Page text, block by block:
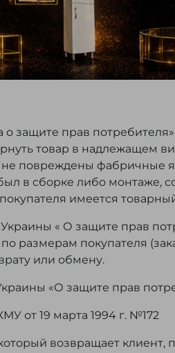
о защите прав
товар в надлежащем
не повреждены фабричные
в сборке либо монтаже,
имеется
Украины « О защите прав
размерам покупателя
или обмену.
«О защите прав
от 19 марта 1994 г. №172
возвращает клиент,